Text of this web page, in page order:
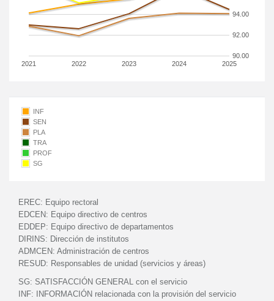
2021 2022 2023 2024 2025
90.00
92.00
94.00
INF
SEN
PLA
TRA
PROF
SG
EREC: Equipo rectoral
EDCEN: Equipo directivo de centros
EDDEP: Equipo directivo de departamentos
DIRINS: Dirección de institutos
ADMCEN: Administración de centros
RESUD: Responsables de unidad (servicios y áreas)
SG: SATISFACCIÓN GENERAL con el servicio
INF:
INFORMACIÓN relacionada con la provisión del servicio